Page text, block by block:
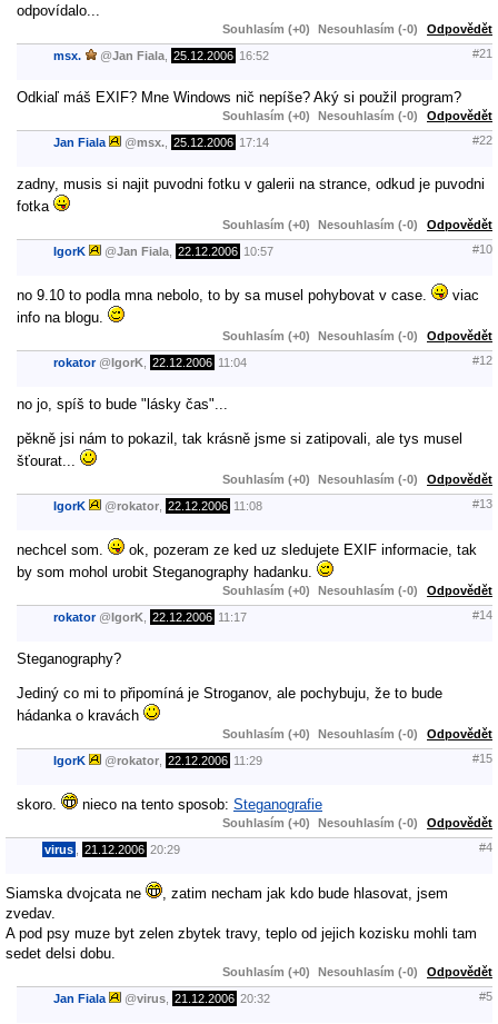
odpovídalo...
Souhlasím (+0) Nesouhlasím (-0) Odpovědět
msx. @Jan Fiala 25.12.2006 16:52 #21
Odkiaľ máš EXIF? Mne Windows nič nepíše? Aký si použil program?
Souhlasím (+0) Nesouhlasím (-0) Odpovědět
Jan Fiala @msx. 25.12.2006 17:14 #22
zadny, musis si najit puvodni fotku v galerii na strance, odkud je puvodni
fotka
Souhlasím (+0) Nesouhlasím (-0) Odpovědět
IgorK @Jan Fiala 22.12.2006 10:57 #10
no 9.10 to podla mna nebolo, to by sa musel pohybovat v case.
viac
info na blogu.
Souhlasím (+0) Nesouhlasím (-0) Odpovědět
rokator @IgorK 22.12.2006 11:04 #12
no jo, spíš to bude "lásky čas"...
pěkně jsi nám to pokazil, tak krásně jsme si zatipovali, ale tys musel
šťourat...
Souhlasím (+0) Nesouhlasím (-0) Odpovědět
IgorK @rokator 22.12.2006 11:08 #13
nechcel som.
ok, pozeram ze ked uz sledujete EXIF informacie, tak
by som mohol urobit Steganography hadanku.
Souhlasím (+0) Nesouhlasím (-0) Odpovědět
rokator @IgorK 22.12.2006 11:17 #14
Steganography?
Jediný co mi to připomíná je Stroganov, ale pochybuju, že to bude
hádanka o kravách
Souhlasím (+0) Nesouhlasím (-0) Odpovědět
IgorK @rokator 22.12.2006 11:29 #15
skoro. nieco na tento sposob: Steganografie
Souhlasím (+0) Nesouhlasím (-0) Odpovědět
virus 21.12.2006 20:29 #4
Siamska dvojcata ne
, zatim necham jak kdo bude hlasovat, jsem
zvedav.
A pod psy muze byt zelen zbytek travy, teplo od jejich kozisku mohli tam
sedet delsi dobu.
Souhlasím (+0) Nesouhlasím (-0) Odpovědět
Jan Fiala @virus 21.12.2006 20:32 #5